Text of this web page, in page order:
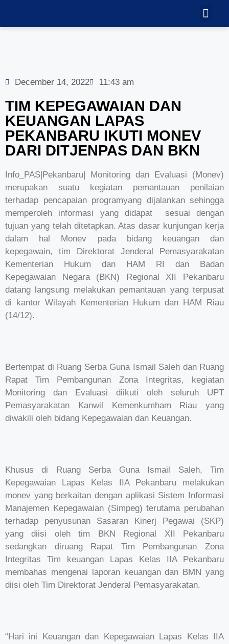
December 14, 2022 11:43 am
TIM KEPEGAWAIAN DAN
KEUANGAN LAPAS
PEKANBARU IKUTI MONEV
DARI DITJENPAS DAN BKN
Info_PAS|Pekanbaru| Monitoring dan Evaluasi (Monev)
merupakan suatu kegiatan pemantauan penilaian
terhadap pencapaian programyang dijalankan sehingga
memperoleh informasi yang didapat sesuai dengan
tujuan yang telah ditetapkan. Atas dasar kunjungan kerja
dalam hal Monev pada bidang keuangan dan
kepegawain, tim Direktorat Jenderal Pemasyarakatan
Kementerian Hukum dan HAM RI dan Badan
Kepegawaian Negara (BKN) Regional XII Pekanbaru
datang langsung melakukan pemantauan yang terpusat
di kantor Wilayah Kementerian Hukum dan HAM Riau
(14/12).
Bertempat di Ruang Serba Guna Ismail Saleh dan Ruang
Rapat Tim Pembangunan Zona Integritas, kegiatan
Monitoring dan Evaluasi diikuti oleh seluruh UPT
Pemasyarakatan Kanwil Kemenkumham Riau yang
diwakili oleh bidang Kepegawaian dan Keuangan.
Khusus di Ruang Serba Guna Ismail Saleh, Tim
Kepegawaian Lapas Kelas IIA Pekanbaru melakukan
monev yang berkaitan dengan aplikasi Sistem Informasi
Manajemen Kepegawaian (Simpeg) terutama perubahan
terhadap penyusunan Sasaran Kinerj Pegawai (SKP)
yang diisi oleh tim BKN Regional XII Pekanbaru
sedangkan diruang Rapat Tim Pembangunan Zona
Integritas Tim keuangan Lapas Kelas IIA Pekanbaru
membahas mengenai laporan keuangan dan BMN yang
diisi oleh Tim Direktorat Jenderal Pemasyarakatan.
“Hari ini Keuangan dan Kepegawaian Lapas Kelas IIA